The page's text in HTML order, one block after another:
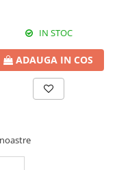
IN STOC
ADAUGA IN COS